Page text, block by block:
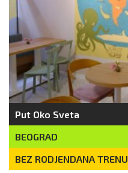
Put Oko Sveta
BEOGRAD
BEZ RODJENDANA